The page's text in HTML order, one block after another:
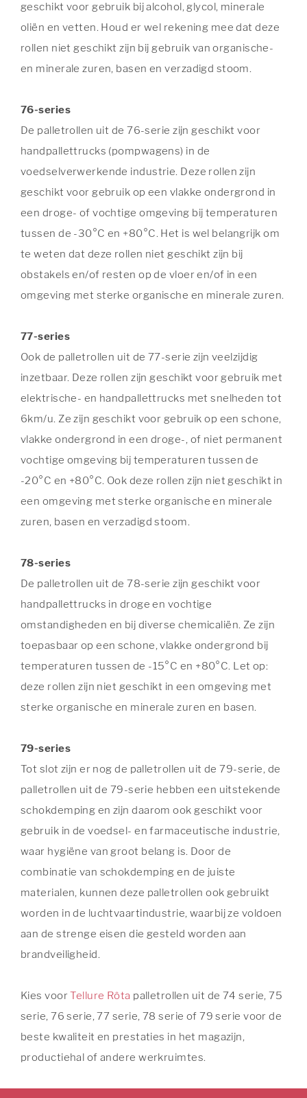
geschikt voor gebruik bij alcohol, glycol, minerale
oliën en vetten. Houd er wel rekening mee dat deze
rollen niet geschikt zijn bij gebruik van organische-
en minerale zuren, basen en verzadigd stoom.
76-series
De palletrollen uit de 76-serie zijn geschikt voor
handpallettrucks (pompwagens) in de
voedselverwerkende industrie. Deze rollen zijn
geschikt voor gebruik op een vlakke ondergrond in
een droge- of vochtige omgeving bij temperaturen
tussen de -30°C en +80°C. Het is wel belangrijk om
te weten dat deze rollen niet geschikt zijn bij
obstakels en/of resten op de vloer en/of in een
omgeving met sterke organische en minerale zuren.
77-series
Ook de palletrollen uit de 77-serie zijn veelzijdig
inzetbaar. Deze rollen zijn geschikt voor gebruik met
elektrische- en handpallettrucks met snelheden tot
6km/u. Ze zijn geschikt voor gebruik op een schone,
vlakke ondergrond in een droge-, of niet permanent
vochtige omgeving bij temperaturen tussen de
-20°C en +80°C. Ook deze rollen zijn niet geschikt in
een omgeving met sterke organische en minerale
zuren, basen en verzadigd stoom.
78-series
De palletrollen uit de 78-serie zijn geschikt voor
handpallettrucks in droge en vochtige
omstandigheden en bij diverse chemicaliën. Ze zijn
toepasbaar op een schone, vlakke ondergrond bij
temperaturen tussen de -15°C en +80°C. Let op:
deze rollen zijn niet geschikt in een omgeving met
sterke organische en minerale zuren en basen.
79-series
Tot slot zijn er nog de palletrollen uit de 79-serie, de
palletrollen uit de 79-serie hebben een uitstekende
schokdemping en zijn daarom ook geschikt voor
gebruik in de voedsel- en farmaceutische industrie,
waar hygiëne van groot belang is. Door de
combinatie van schokdemping en de juiste
materialen, kunnen deze palletrollen ook gebruikt
worden in de luchtvaartindustrie, waarbij ze voldoen
aan de strenge eisen die gesteld worden aan
brandveiligheid.
Kies voorTellure Rôta palletrollen uit de 74 serie, 75
serie, 76 serie, 77 serie, 78 serie of 79 serie voor de
beste kwaliteit en prestaties in het magazijn,
productiehal of andere werkruimtes.